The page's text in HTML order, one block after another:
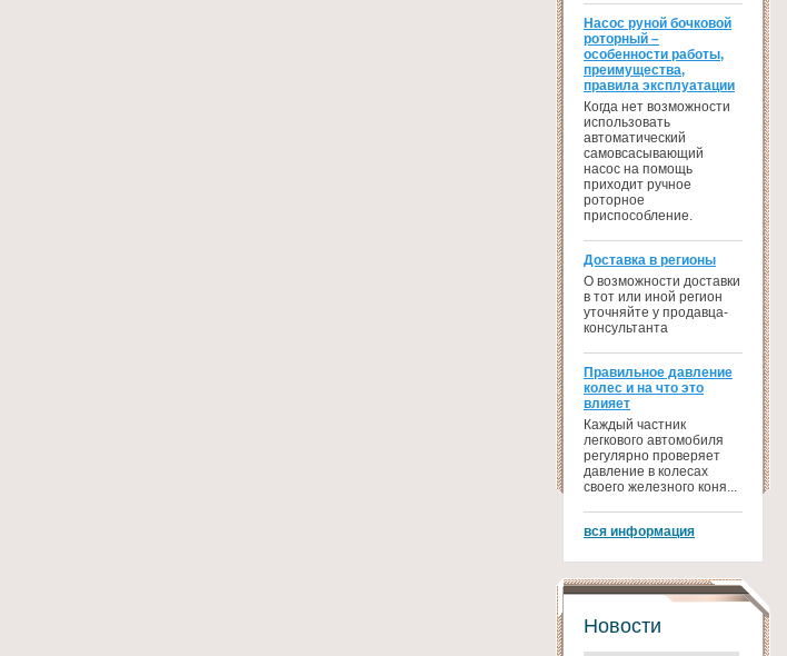
Насос руной бочковой
роторный –
особенности работы,
преимущества,
правила эксплуатации
Когда нет возможности
использовать
автоматический
самовсасывающий
насос на помощь
приходит ручное
роторное
приспособление.
Доставка в регионы
О возможности доставки
в тот или иной регион
уточняйте у продавца-
консультанта
Правильное давление
колес и на что это
влияет
Каждый частник
легкового автомобиля
регулярно проверяет
давление в колесах
своего железного коня...
вся информация
Новости